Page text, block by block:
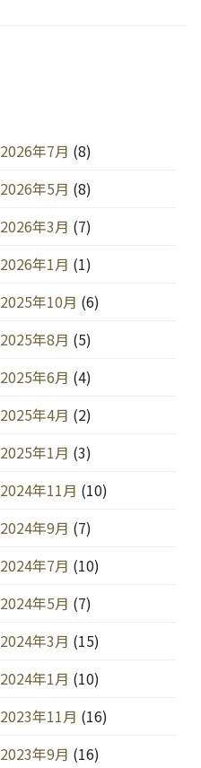
2026年7月 (8)
2026年5月 (8)
2026年3月 (7)
2026年1月 (1)
2025年10月 (6)
2025年8月 (5)
2025年6月 (4)
2025年4月 (2)
2025年1月 (3)
2024年11月 (10)
2024年9月 (7)
2024年7月 (10)
2024年5月 (7)
2024年3月 (15)
2024年1月 (10)
2023年11月 (16)
2023年9月 (16)